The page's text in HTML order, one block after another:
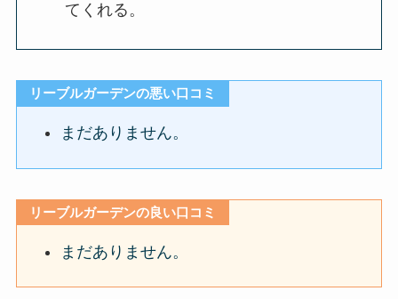
てくれる。
リーブルガーデンの悪い口コミ
まだありません。
リーブルガーデンの良い口コミ
まだありません。